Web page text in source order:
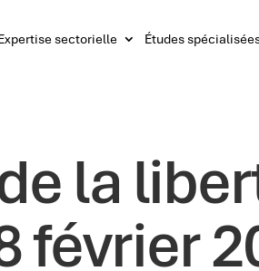
sectorielle Études
la
février